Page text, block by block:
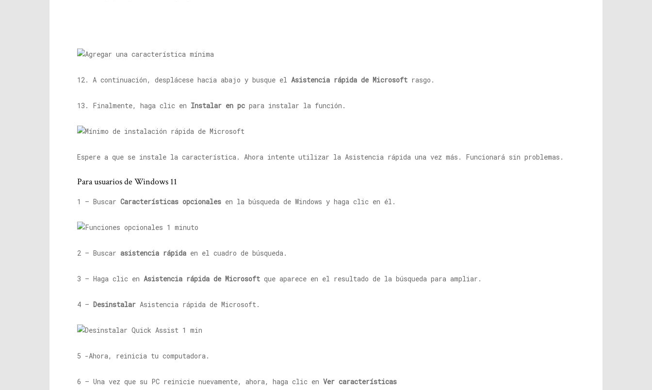
12. A continuación, desplácese hacia abajo y busque el Asistencia rápida de Microsoft rasgo.
13. Finalmente, haga clic en Instalar en pc para instalar la función.
Espere a que se instale la característica. Ahora intente utilizar la Asistencia rápida una vez más. Funcionará sin problemas.
Para usuarios de Windows 11
1 – Buscar Características opcionales en la búsqueda de Windows y haga clic en él.
2 – Buscar asistencia rápida en el cuadro de búsqueda.
3 – Haga clic en Asistencia rápida de Microsoft que aparece en el resultado de la búsqueda para ampliar.
4 – Desinstalar Asistencia rápida de Microsoft.
5 -Ahora, reinicia tu computadora.
6 – Una vez que su PC reinicie nuevamente, ahora, haga clic en Ver características